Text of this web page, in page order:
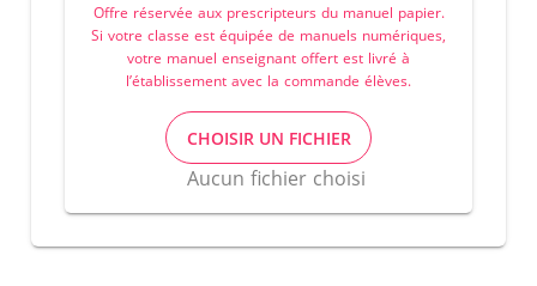
Offre réservée aux prescripteurs du manuel papier.
Si votre classe est équipée de manuels numériques,
votre manuel enseignant offert est livré à
l’établissement avec la commande élèves.
CHOISIR UN FICHIER
Aucun fichier choisi